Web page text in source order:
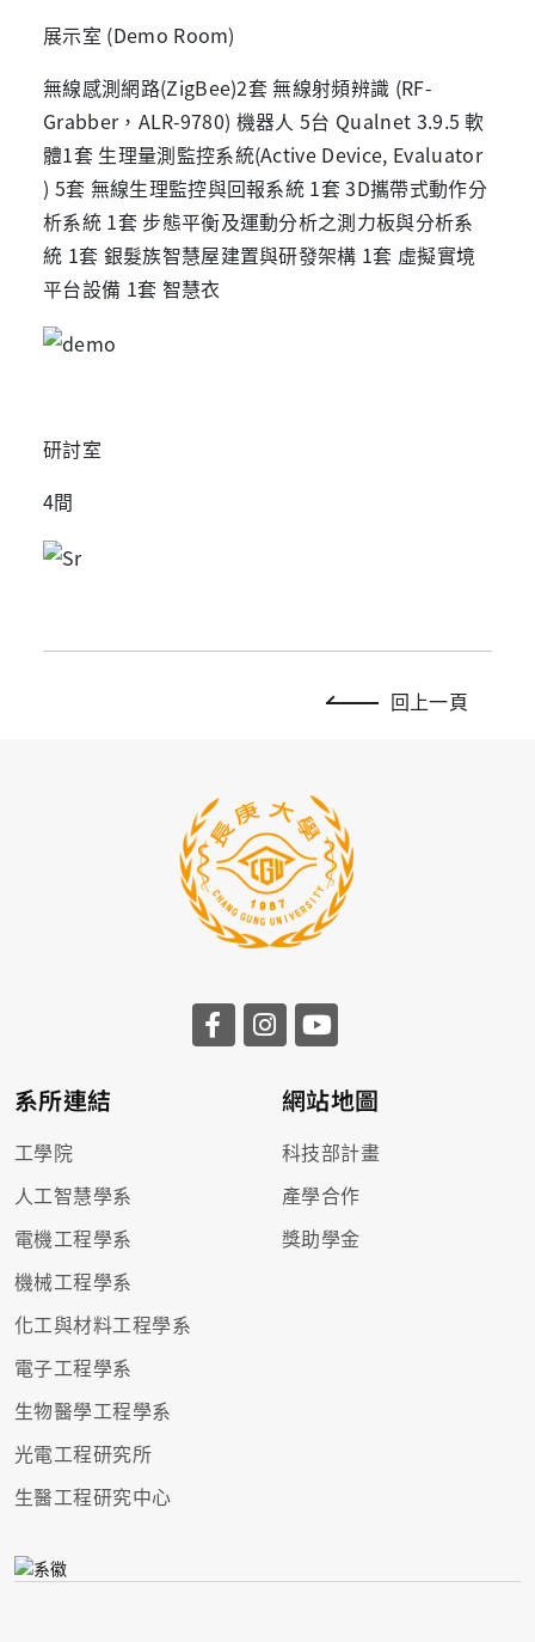
展示室 (Demo Room)
無線感測網路(ZigBee)2套 無線射頻辨識 (RF-
Grabber，ALR-9780) 機器人 5台 Qualnet 3.9.5 軟
體1套 生理量測監控系統(Active Device, Evaluator
) 5套 無線生理監控與回報系統 1套 3D攜帶式動作分
析系統 1套 步態平衡及運動分析之測力板與分析系
統 1套 銀髮族智慧屋建置與研發架構 1套 虛擬實境
平台設備 1套 智慧衣
研討室
4間
回上一頁
系所連結
工學院
人工智慧學系
電機工程學系
機械工程學系
化工與材料工程學系
電子工程學系
生物醫學工程學系
光電工程研究所
生醫工程研究中心
網站地圖
科技部計畫
產學合作
獎助學金